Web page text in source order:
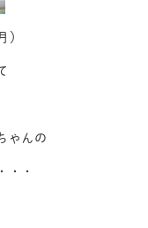
ゃんの
・・